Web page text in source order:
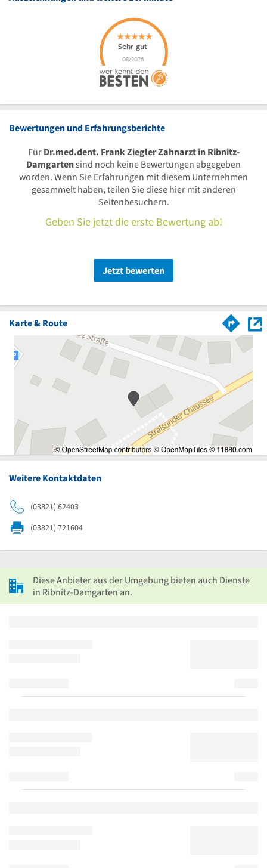
Bewertungen und Erfahrungsberichte
Für Dr.med.dent. Frank Ziegler Zahnarzt in Ribnitz-
Damgartensind noch keine Bewertungen abgegeben
worden. Wenn Sie Erfahrungen mit diesem Unternehmen
gesammelt haben, teilen Sie diese hier mit anderen
Seitenbesuchern.
Geben Sie jetzt die erste Bewertung ab!
Jetzt bewerten
Karte & Route
Weitere Kontaktdaten
(03821) 62403
(03821) 721604
Diese Anbieter aus der Umgebung bieten auch Dienste
in Ribnitz-Damgarten an.